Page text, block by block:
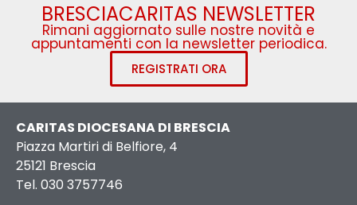
BRESCIACARITAS NEWSLETTER
Rimani aggiornato sulle nostre novità e
appuntamenti con la newsletter periodica.
REGISTRATI ORA
CARITAS DIOCESANA DI BRESCIA
Piazza Martiri di Belfiore, 4
25121 Brescia
Tel. 030 3757746